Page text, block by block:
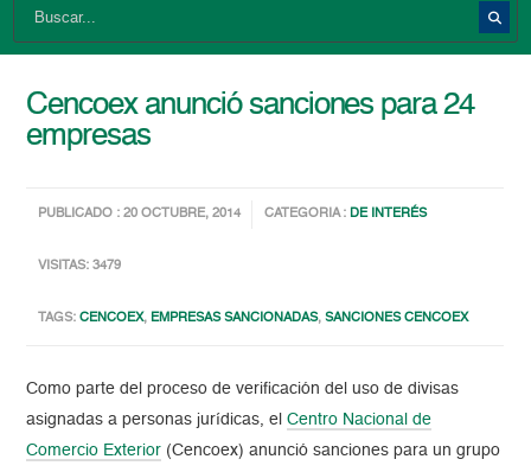
Cencoex anunció sanciones para 24
empresas
PUBLICADO : 20 OCTUBRE, 2014 CATEGORIA :DE INTERÉS
VISITAS: 3479
TAGS:CENCOEX, EMPRESAS SANCIONADAS,SANCIONES CENCOEX
Como parte del proceso de verificación del uso de divisas
asignadas a personas jurídicas, elCentro Nacional de
Comercio Exterior (Cencoex) anunció sanciones para un grupo